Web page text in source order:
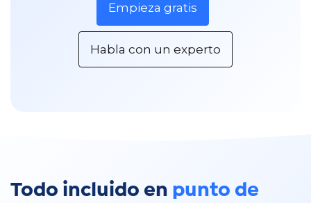
Empieza gratis
Habla con un experto
Todo incluido en punto de